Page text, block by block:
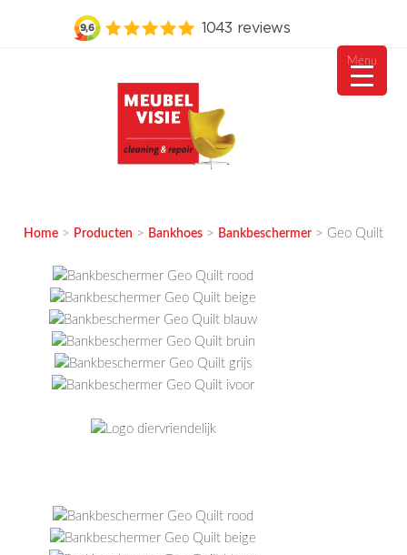
Home > Producten > Bankhoes > Bankbeschermer > Geo Quilt
Menu